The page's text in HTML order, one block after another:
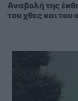
Αναβολή της
του χθες και του